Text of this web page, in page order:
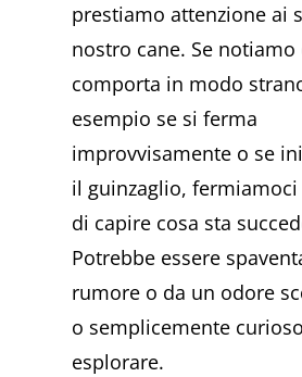
prestiamo attenzione ai
nostro cane. Se notiamo
comporta in modo
esempio se si ferma
improvvisamente o se
il guinzaglio, fermiamoci
di capire cosa sta
Potrebbe essere
rumore o da un odore
o semplicemente
esplorare.